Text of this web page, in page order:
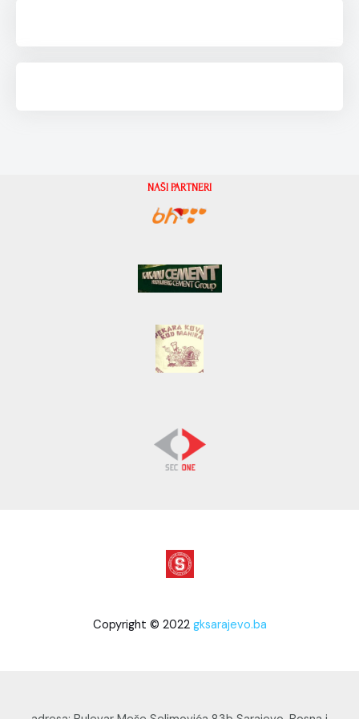
NAŠI PARTNERI
Copyright © 2022 gksarajevo.ba